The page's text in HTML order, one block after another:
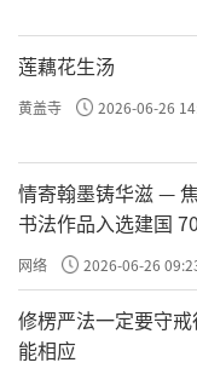
莲藕花生汤
黄盖寺 2026-06-26
情寄翰墨铸华滋 — 焦作籍书法家马玉河
书法作品入选建国
网络 2026-06-26
修楞严法一定要守
能相应